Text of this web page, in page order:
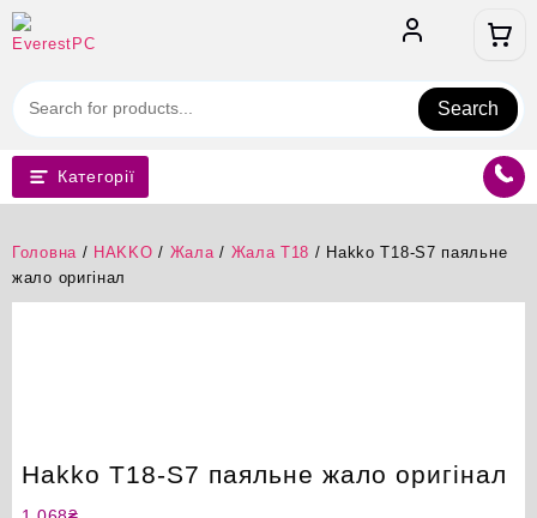
Перейти
до
Search
Категорії
Головна / HAKKO / Жала / Жала T18 / Hakko T18-S7 паяльне
жало оригінал
Hakko T18-S7 паяльне жало оригінал